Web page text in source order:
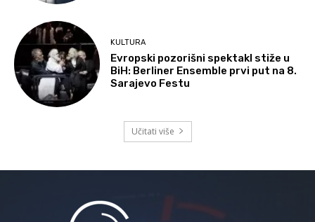
KULTURA
Evropski pozorišni spektakl stiže u
BiH: Berliner Ensemble prvi put na 8.
Sarajevo Festu
Učitati više